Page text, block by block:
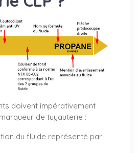
doivent impérativement
de tuyauterie :
du fluide représenté par